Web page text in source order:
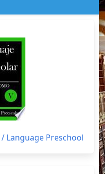
Language Preschool